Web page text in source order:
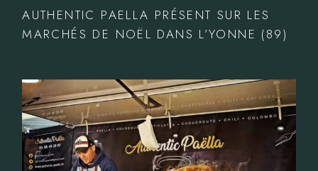
AUTHENTIC PAELLA PRÉSENT SUR LES
MARCHÉS DE NOËL DANS L’YONNE (89)